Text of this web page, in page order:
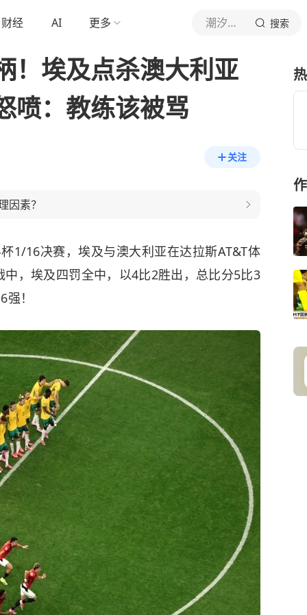
财经 AI 更多 潮汐体坛 搜索
！埃及点杀澳大利亚
喷：教练该被骂
关注
因素？
1/16决赛，埃及与澳大利亚在达拉斯AT&T体
，埃及四罚全中，以4比2胜出，总比分5比3
！